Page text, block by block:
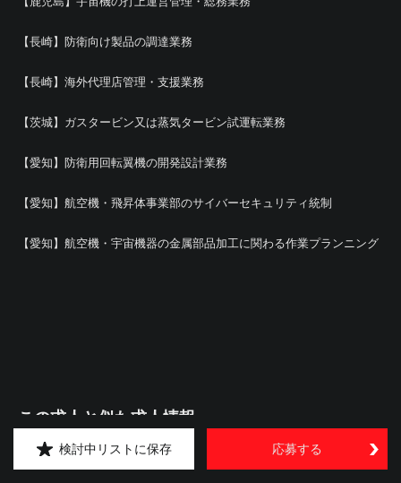
【長崎】防衛向け製品の調達業務
【長崎】海外代理店管理・支援業務
【茨城】ガスタービン又は蒸気タービン試運転業務
【愛知】防衛用回転翼機の開発設計業務
【愛知】航空機・飛昇体事業部のサイバーセキュリティ統制
【愛知】航空機・宇宙機器の金属部品加工に関わる作業プランニング
この求人と似た求人情報
検討中リストに保存 応募する